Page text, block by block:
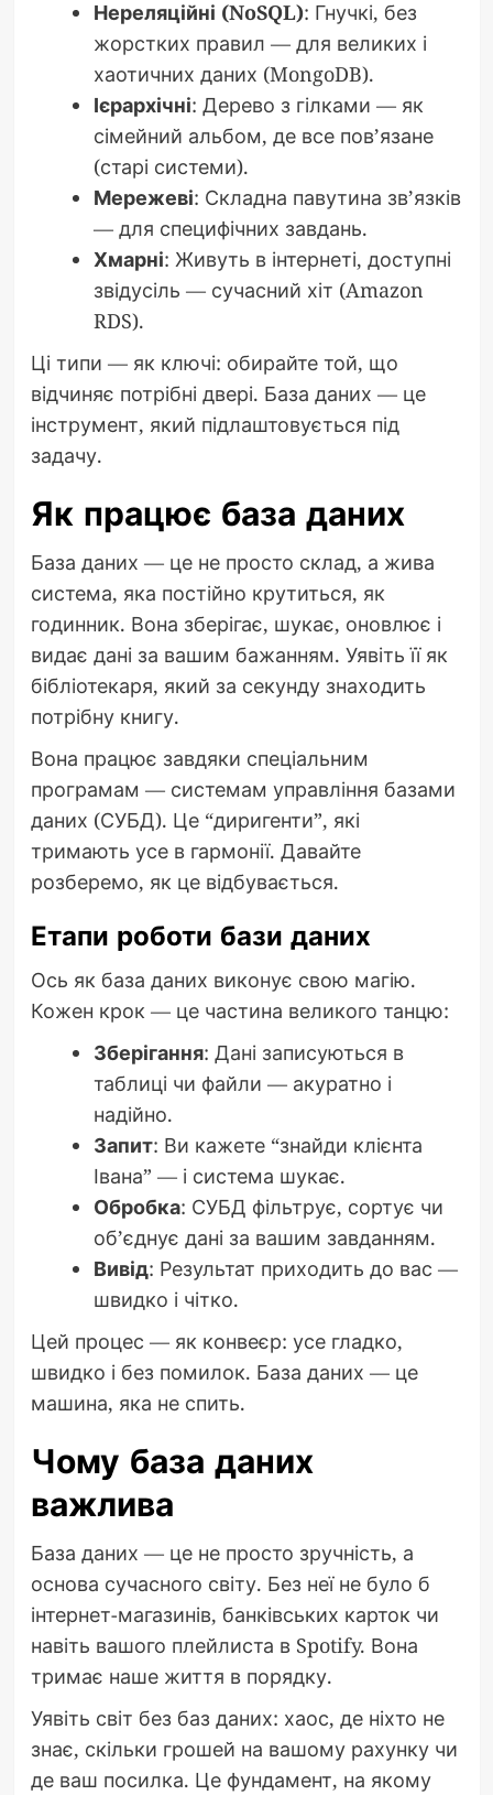
Нереляційні (NoSQL): Гнучкі, без
жорстких правил — для великих і
хаотичних даних (MongoDB).
Ієрархічні: Дерево з гілками — як
сімейний альбом, де все пов’язане
(старі системи).
Мережеві: Складна павутина зв’язків
— для специфічних завдань.
Хмарні: Живуть в інтернеті, доступні
звідусіль — сучасний хіт (Amazon
RDS).
Ці типи — як ключі: обирайте той, що
відчиняє потрібні двері. База даних — це
інструмент, який підлаштовується під
задачу.
Як працює база даних
База даних — це не просто склад, а жива
система, яка постійно крутиться, як
годинник. Вона зберігає, шукає, оновлює і
видає дані за вашим бажанням. Уявіть її як
бібліотекаря, який за секунду знаходить
потрібну книгу.
Вона працює завдяки спеціальним
програмам — системам управління базами
даних (СУБД). Це “диригенти”, які
тримають усе в гармонії. Давайте
розберемо, як це відбувається.
Етапи роботи бази даних
Ось як база даних виконує свою магію.
Кожен крок — це частина великого танцю:
Зберігання: Дані записуються в
таблиці чи файли — акуратно і
надійно.
Запит: Ви кажете “знайди клієнта
Івана” — і система шукає.
Обробка: СУБД фільтрує, сортує чи
об’єднує дані за вашим завданням.
Вивід: Результат приходить до вас —
швидко і чітко.
Цей процес — як конвеєр: усе гладко,
швидко і без помилок. База даних — це
машина, яка не спить.
Чому база даних
важлива
База даних — це не просто зручність, а
основа сучасного світу. Без неї не було б
інтернет-магазинів, банківських карток чи
навіть вашого плейлиста в Spotify. Вона
тримає наше життя в порядку.
Уявіть світ без баз даних: хаос, де ніхто не
знає, скільки грошей на вашому рахунку чи
де ваш посилка. Це фундамент, на якому